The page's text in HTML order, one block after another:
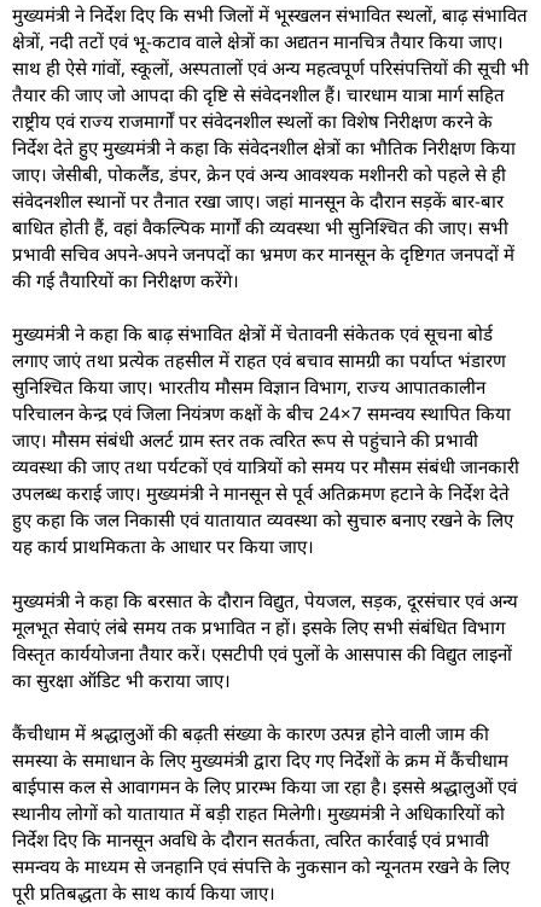
मुख्यमंत्री ने निर्देश दिए कि सभी जिलों में भूस्खलन संभावित स्थलों, बाढ़ संभावित
क्षेत्रों, नदी तटों एवं भू-कटाव वाले क्षेत्रों का अद्यतन मानचित्र तैयार किया जाए।
साथ ही ऐसे गांवों, स्कूलों, अस्पतालों एवं अन्य महत्वपूर्ण परिसंपत्तियों की सूची भी
तैयार की जाए जो आपदा की दृष्टि से संवेदनशील हैं। चारधाम यात्रा मार्ग सहित
राष्ट्रीय एवं राज्य राजमार्गों पर संवेदनशील स्थलों का विशेष निरीक्षण करने के
निर्देश देते हुए मुख्यमंत्री ने कहा कि संवेदनशील क्षेत्रों का भौतिक निरीक्षण किया
जाए। जेसीबी, पोकलैंड, डंपर, क्रेन एवं अन्य आवश्यक मशीनरी को पहले से ही
संवेदनशील स्थानों पर तैनात रखा जाए। जहां मानसून के दौरान सड़कें बार-बार
बाधित होती हैं, वहां वैकल्पिक मार्गों की व्यवस्था भी सुनिश्चित की जाए। सभी
प्रभावी सचिव अपने-अपने जनपदों का भ्रमण कर मानसून के दृष्टिगत जनपदों में
की गई तैयारियों का निरीक्षण करेंगे।
मुख्यमंत्री ने कहा कि बाढ़ संभावित क्षेत्रों में चेतावनी संकेतक एवं सूचना बोर्ड
लगाए जाएं तथा प्रत्येक तहसील में राहत एवं बचाव सामग्री का पर्याप्त भंडारण
सुनिश्चित किया जाए। भारतीय मौसम विज्ञान विभाग, राज्य आपातकालीन
परिचालन केन्द्र एवं जिला नियंत्रण कक्षों के बीच 24×7 समन्वय स्थापित किया
जाए। मौसम संबंधी अलर्ट ग्राम स्तर तक त्वरित रूप से पहुंचाने की प्रभावी
व्यवस्था की जाए तथा पर्यटकों एवं यात्रियों को समय पर मौसम संबंधी जानकारी
उपलब्ध कराई जाए। मुख्यमंत्री ने मानसून से पूर्व अतिक्रमण हटाने के निर्देश देते
हुए कहा कि जल निकासी एवं यातायात व्यवस्था को सुचारु बनाए रखने के लिए
यह कार्य प्राथमिकता के आधार पर किया जाए।
मुख्यमंत्री ने कहा कि बरसात के दौरान विद्युत, पेयजल, सड़क, दूरसंचार एवं अन्य
मूलभूत सेवाएं लंबे समय तक प्रभावित न हों। इसके लिए सभी संबंधित विभाग
विस्तृत कार्ययोजना तैयार करें। एसटीपी एवं पुलों के आसपास की विद्युत लाइनों
का सुरक्षा ऑडिट भी कराया जाए।
कैंचीधाम में श्रद्धालुओं की बढ़ती संख्या के कारण उत्पन्न होने वाली जाम की
समस्या के समाधान के लिए मुख्यमंत्री द्वारा दिए गए निर्देशों के क्रम में कैंचीधाम
बाईपास कल से आवागमन के लिए प्रारम्भ किया जा रहा है। इससे श्रद्धालुओं एवं
स्थानीय लोगों को यातायात में बड़ी राहत मिलेगी। मुख्यमंत्री ने अधिकारियों को
निर्देश दिए कि मानसून अवधि के दौरान सतर्कता, त्वरित कार्रवाई एवं प्रभावी
समन्वय के माध्यम से जनहानि एवं संपत्ति के नुकसान को न्यूनतम रखने के लिए
पूरी प्रतिबद्धता के साथ कार्य किया जाए।